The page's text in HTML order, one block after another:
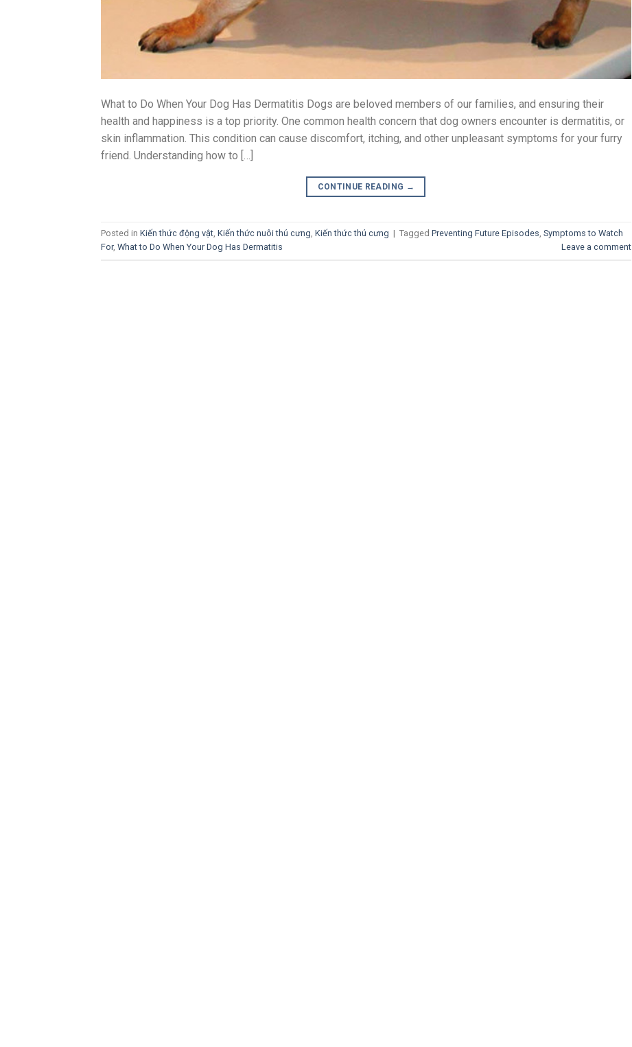
What to Do When Your Dog Has Dermatitis Dogs are beloved members of our families, and ensuring their
health and happiness is a top priority. One common health concern that dog owners encounter is dermatitis, or
skin inflammation. This condition can cause discomfort, itching, and other unpleasant symptoms for your furry
friend. Understanding how to […]
CONTINUE READING →
Posted in Kiến thức động vật, Kiến thức nuôi thú cưng, Kiến thức thú cưng | Tagged Preventing Future Episodes, Symptoms to Watch
For, What to Do When Your Dog Has Dermatitis Leave a comment